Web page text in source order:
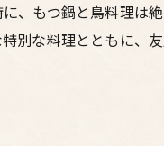
もつ鍋と鳥料理は
別な料理とともに、